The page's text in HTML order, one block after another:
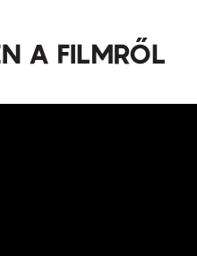
A FILMRŐL